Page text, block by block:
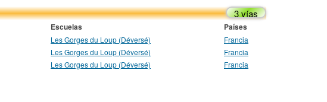
3 vías
Escuelas Países
Les Gorges du Loup (Déversé)
Francia
Les Gorges du Loup (Déversé)
Francia
Les Gorges du Loup (Déversé) Francia